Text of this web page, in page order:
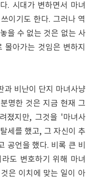
. 시대가 변하면서 마녀
이기도 한다. 그러나 역
을 수 없는 것은 없는 사
아가는 것임은 변하지
과 비난이 단지 마녀사냥
명한 것은 지금 현재 그
졌지만, 그것을 '마녀사
세를 했고, 그 자신이 추
공언을 했다. 비록 큰 비
도 변호하기 위해 마녀
은 이치에 맞는 일이 아